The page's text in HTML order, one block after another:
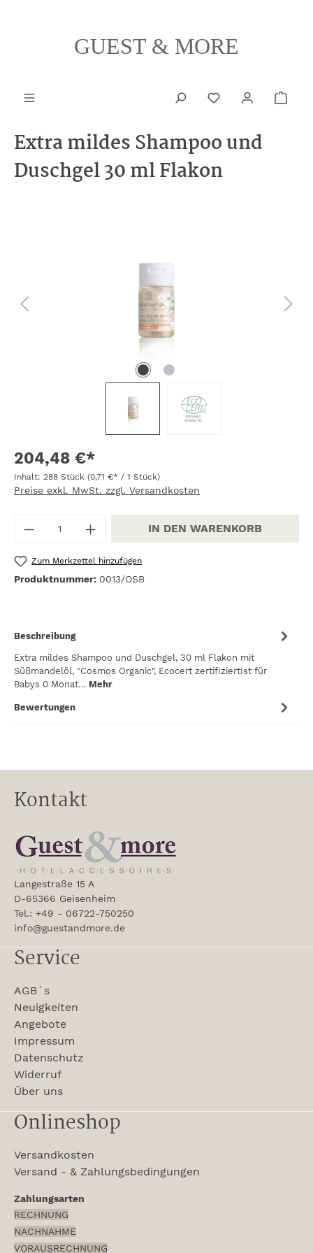
GUEST & MORE
Extra mildes Shampoo und
Duschgel 30 ml Flakon
204,48 €*
Inhalt: 288 Stück (0,71 €* / 1 Stück)
Preise exkl. MwSt. zzgl. Versandkosten
Produkt Anzahl: Gib den
IN DEN WARENKORB
Zum Merkzettel hinzufügen
Produktnummer: 0013/OSB
Beschreibung
Extra mildes Shampoo und Duschgel, 30 ml Flakon mit
Süßmandelöl, "Cosmos Organic", Ecocert zertifiziertIst für
Babys 0 Monat… Mehr
Bewertungen
Kontakt
Langestraße 15 A
D-65366 Geisenheim
Tel.: +49 - 06722-750250
info@guestandmore.de
Service
AGB´s
Neuigkeiten
Angebote
Impressum
Datenschutz
Widerruf
Über uns
Onlineshop
Versandkosten
Versand - & Zahlungsbedingungen
Zahlungsarten
RECHNUNG
NACHNAHME
VORAUSRECHNUNG